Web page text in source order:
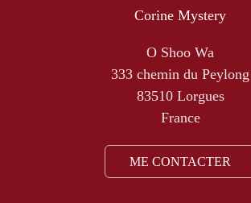
Corine Mystery
O Shoo Wa
333 chemin du Peylong
83510 Lorgues
France
ME CONTACTER